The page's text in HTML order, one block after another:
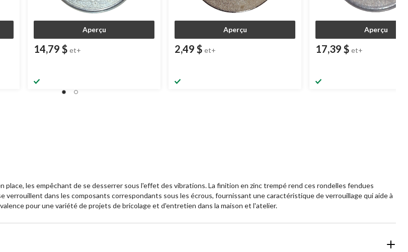
Aperçu
14,79 $ et+
Aperçu
2,49 $ et+
Aperçu
17,39 $ et+
les empêchant de se desserrer sous l'effet des vibrations. La finition en zinc trempé rend ces rondelles fendues
dans les composants correspondants sous les écrous, fournissant une caractéristique de verrouillage qui aide à
pour une variété de projets de bricolage et d'entretien dans la maison et l'atelier.